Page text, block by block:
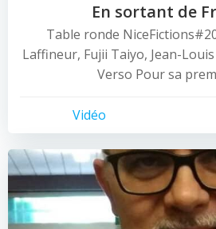
En sortant de
Table ronde
Laffineur, Fujii Taiyo, Jean-
Verso Pour sa
Vidéo